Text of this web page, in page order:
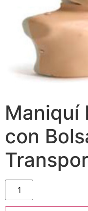
Maniquí
con